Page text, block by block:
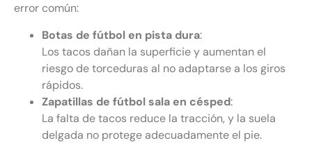
error común:
Botas de fútbol en pista dura:
Los tacos dañan la superficie y aumentan el
riesgo de torceduras al no adaptarse a los giros
rápidos.
Zapatillas de fútbol sala en césped:
La falta de tacos reduce la tracción, y la suela
delgada no protege adecuadamente el pie.